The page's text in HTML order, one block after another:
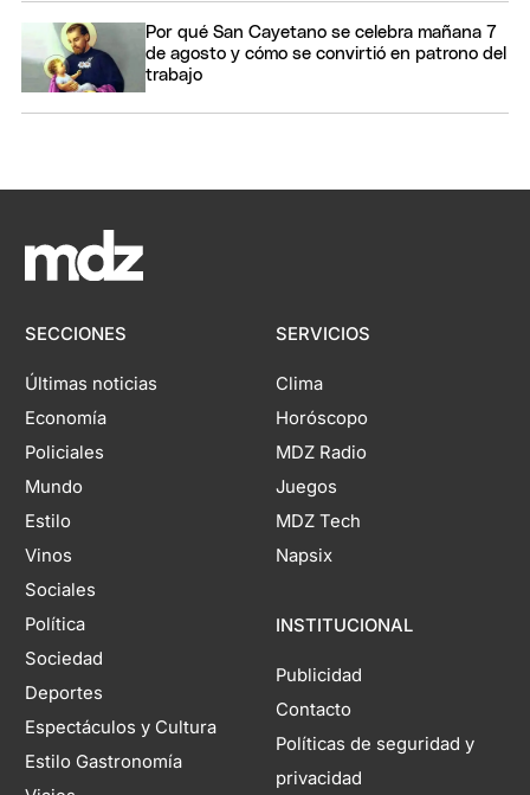
Por qué San Cayetano se celebra mañana 7
de agosto y cómo se convirtió en patrono del
trabajo
SECCIONES
Últimas noticias
Economía
Policiales
Mundo
Estilo
Vinos
Sociales
Política
Sociedad
Deportes
Espectáculos y Cultura
Estilo Gastronomía
SERVICIOS
Clima
Horóscopo
MDZ Radio
Juegos
MDZ Tech
Napsix
INSTITUCIONAL
Publicidad
Contacto
Políticas de seguridad y
privacidad